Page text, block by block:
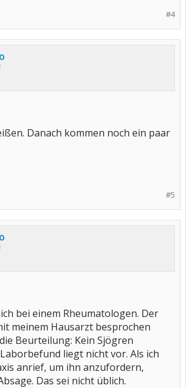
#4
Danach kommen noch ein paar
#5
bei einem Rheumatologen. Der
meinem Hausarzt besprochen
Beurteilung: Kein Sjögren
liegt nicht vor. Als ich
anrief, um ihn anzufordern,
Das sei nicht üblich.